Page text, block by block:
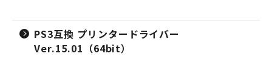
PS3互換 プリンタードライバー
Ver.15.01（64bit）